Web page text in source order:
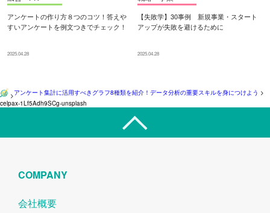
アンケートの作り方８つのコツ！答えや
すいアンケートを例文つきでチェック！
2025.04.28
【失敗学】30事例 新規事業・スタート
アップが失敗を避けるために
2025.04.28
>アンケート集計に活用すべきグラフ8種類を紹介！データ分析の重要スキルを身につけよう >
celpax-1Lf5Adh9SCg-unsplash
COMPANY
会社概要